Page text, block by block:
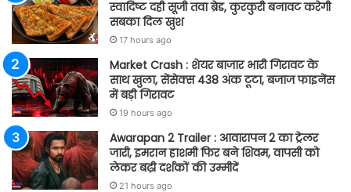
स्वादिष्ट दही सूजी तवा ब्रेड, कुरकुरी बनावट करेगी
सबका दिल खुश
17 hours ago
Market Crash : शेयर बाजार भारी गिरावट के
साथ खुला, सेंसेक्स 438 अंक टूटा, बजाज फाइनेंस
में बड़ी गिरावट
19 hours ago
Awarapan 2 Trailer : आवारापन 2 का ट्रेलर
जारी, इमरान हाशमी फिर बने शिवम, वापसी को
लेकर बढ़ी दर्शकों की उम्मीदें
21 hours ago